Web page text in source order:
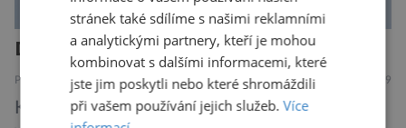
Další rána pro mizejícího sýčka
PŘÍRODA 7.8.2019
Kriticky ohrožený sýček obecný letos
stránek také sdílíme s našimi reklamními
a analytickými partnery, kteří je mohou
kombinovat s dalšími informacemi, které
jste jim poskytli nebo které shromáždili
při vašem používání jejich služeb.Více